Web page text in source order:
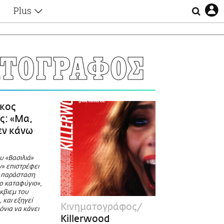
Plus
Αφιερώματα
Ζώδια
Οι Αθηναίοι
Απώλειες
Lgbtqi+
«Μα,
κάνω
«Βασιλιά»
επιστρέφει
παράσταση
καταφύγιο»,
του
εξηγεί
να κάνει
Κινηματογράφος
Killerwood